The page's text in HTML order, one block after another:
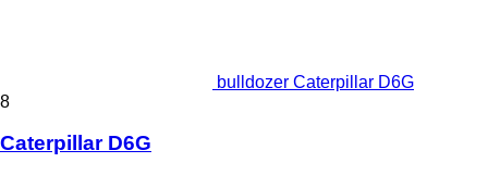
bulldozer Caterpillar D6G
8
Caterpillar D6G